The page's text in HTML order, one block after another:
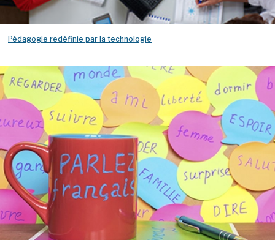
Pédagogie redéfinie par la technologie